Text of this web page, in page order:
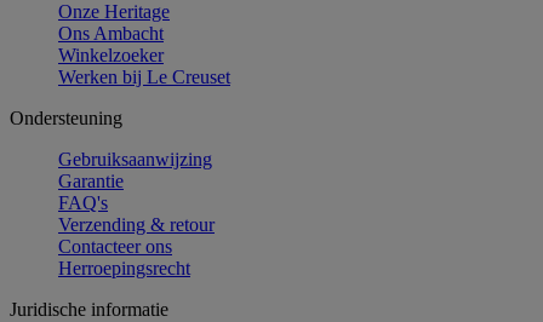
Onze Heritage
Ons Ambacht
Winkelzoeker
Werken bij Le Creuset
Ondersteuning
Gebruiksaanwijzing
Garantie
FAQ's
Verzending & retour
Contacteer ons
Herroepingsrecht
Juridische informatie